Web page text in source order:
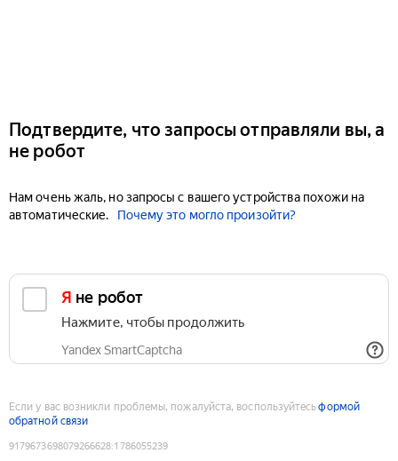
Подтвердите, что запросы отправляли вы, а
не робот
Нам очень жаль, но запросы с вашего устройства похожи на
автоматические.
Почему это могло произойти?
Я не робот
Нажмите, чтобы продолжить
Yandex SmartCaptcha
Если у вас возникли проблемы, пожалуйста, воспользуйтесьформой
обратной связи
9179673698079266628:1786055239